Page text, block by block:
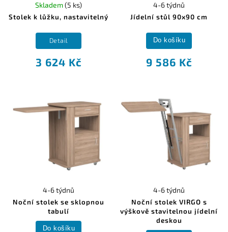
Stolek k lůžku, nastavitelný
Skladem(5 ks)
3 624 Kč
Detail
Jídelní stůl 90x90 cm
4-6 týdnů
9 586 Kč
Do košíku
Noční stolek se sklopnou
tabulí
4-6 týdnů
Do košíku
Noční stolek VIRGO s
výškově stavitelnou jídelní
deskou
4-6 týdnů